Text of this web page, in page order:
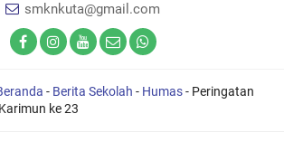
smknkuta@gmail.com
- Berita Sekolah - Humas- Peringatan
ke 23